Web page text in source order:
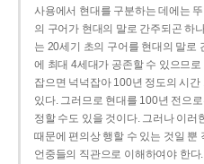
사용에서 현대를 구분하는 데에는
의 구어가 현대의 말로 간주되곤 하
는 20세기 초의 구어를 현대의 말로
에 최대 4세대가 공존할 수 있으므
잡으면 넉넉잡아 100년 정도의 시
있다. 그러므로 현대를 100년 전으
정할 수도 있을 것이다. 그러나 이러
때문에 편의상 행할 수 있는 것일 뿐
언중들의 직관으로 이해하여야 한다.